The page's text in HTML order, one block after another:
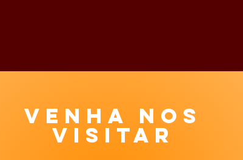
venha nos
visitar